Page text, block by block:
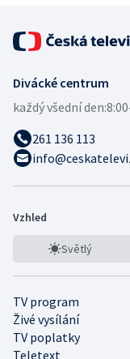
Divácké centrum
každý všední den:
261 136 113
Vzhled
Světlý
TV program
Živé vysílání
TV poplatky
Teletext